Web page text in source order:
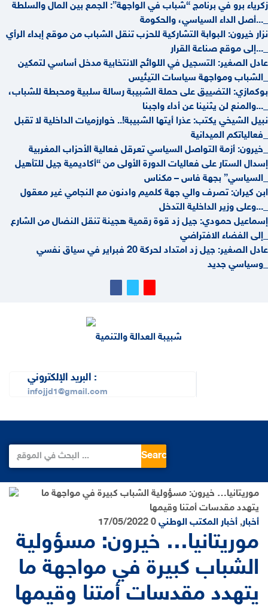
زكرياء برو في برنامج “شباب في الواجهة”: الجمع بين المال والسلطة
أصل الداء السياسي، والحكومة...
نزار خيرون: البوابة التشاركية للحزب تنقل الشباب من موقع إبداء الرأي
إلى موقع صناعة القرار...
عادل الصغير: التسجيل في اللوائح الانتخابية مدخل أساسي لتمكين
الشباب ومواجهة سياسات التيئيس
بوكمازي: التضييق على حملة الشبيبة رسالة سلبية ومحبطة للشباب،
والمنع لن يثنينا عن أداء واجبنا...
نبيل الشيخي يكتب: عذرا أيتها الشبيبة!.. خوارزميات الداخلية لا تقبل
فعالياتكم الميدانية
خيرون: أزمة التواصل السياسي تعرقل فعالية الأحزاب المغربية
إسدال الستار على فعاليات الدورة الأولى من “أكاديمية جيل للتأهيل
السياسي” بجهة فاس – مكناس
ابن كيران: تصرف والي جهة كلميم وادنون مع النجامي غير معقول
وعلى وزير الداخلية التدخل...
إسماعيل حمودي: جيل زد قوة رقمية هجينة تنقل النضال من الشارع
إلى الفضاء الافتراضي
عادل الصغير: جيل زد امتداد لحركة 20 فبراير في سياق نفسي
وسياسي جديد
البريد الإلكتروني :
infojjd1@gmail.com
Search
17/05/2022 أخبار, أخبار المكتب الوطني 0
موريتانيا… خيرون: مسؤولية
الشباب كبيرة في مواجهة ما
يتهدد مقدسات أمتنا وقيمها